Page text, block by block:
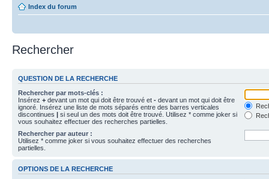
Index du forum
Rechercher
QUESTION DE LA RECHERCHE
Rechercher par mots-clés :
Insérez + devant un mot qui doit être trouvé et - devant un mot qui doit être
ignoré. Insérez une liste de mots séparés entre des barres verticales
discontinues | si seul un des mots doit être trouvé. Utilisez * comme joker si
vous souhaitez effectuer des recherches partielles.
Rechercher par auteur :
Utilisez * comme joker si vous souhaitez effectuer des recherches
partielles.
OPTIONS DE LA RECHERCHE